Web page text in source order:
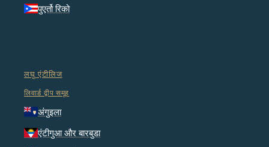
पुएर्तो रिको
लघु एंटीलिज
लिवार्ड द्वीप समूह
अंगुइला
एंटीगुआ और बारबुडा